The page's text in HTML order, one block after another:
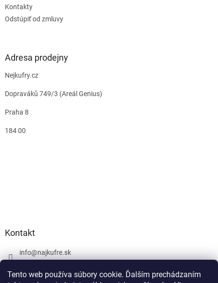
Tento web používa súbory cookie. Ďalším prechádzaním
Kontakty
Odstúpiť od zmluvy
Adresa prodejny
Nejkufry.cz
Dopraváků 749/3 (Areál Genius)
Praha 8
184 00
Kontakt
info@najkufre.sk
Facebook